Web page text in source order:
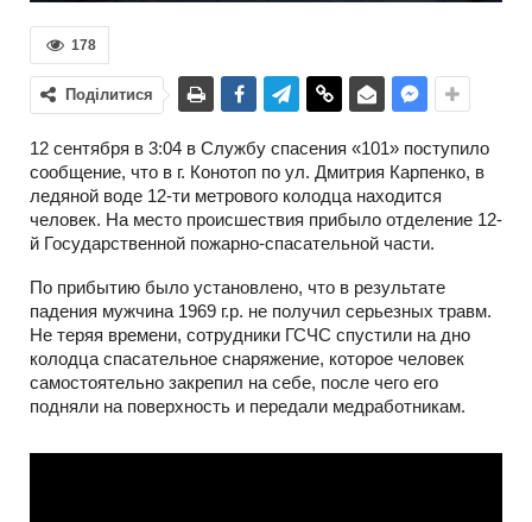
178
Поділитися
12 сентября в 3:04 в Службу спасения «101» поступило
сообщение, что в г. Конотоп по ул. Дмитрия Карпенко, в
ледяной воде 12-ти метрового колодца находится
человек. На место происшествия прибыло отделение 12-
й Государственной пожарно-спасательной части.
По прибытию было установлено, что в результате
падения мужчина 1969 г.р. не получил серьезных травм.
Не теряя времени, сотрудники ГСЧС спустили на дно
колодца спасательное снаряжение, которое человек
самостоятельно закрепил на себе, после чего его
подняли на поверхность и передали медработникам.